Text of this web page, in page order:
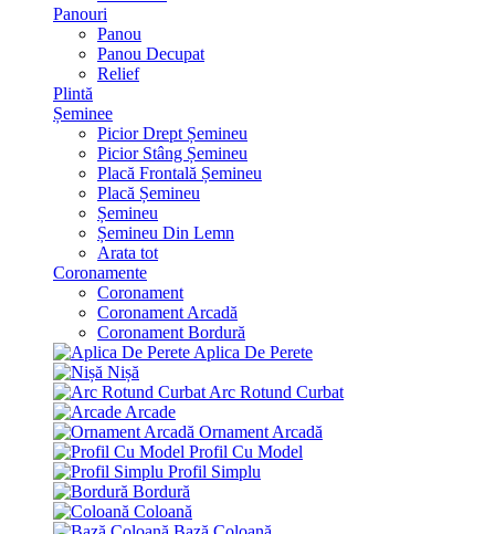
Panouri
Panou
Panou Decupat
Relief
Plintă
Șeminee
Picior Drept Șemineu
Picior Stâng Șemineu
Placă Frontală Șemineu
Placă Șemineu
Șemineu
Șemineu Din Lemn
Arata tot
Coronamente
Coronament
Coronament Arcadă
Coronament Bordură
Aplica De Perete
Nișă
Arc Rotund Curbat
Arcade
Ornament Arcadă
Profil Cu Model
Profil Simplu
Bordură
Coloană